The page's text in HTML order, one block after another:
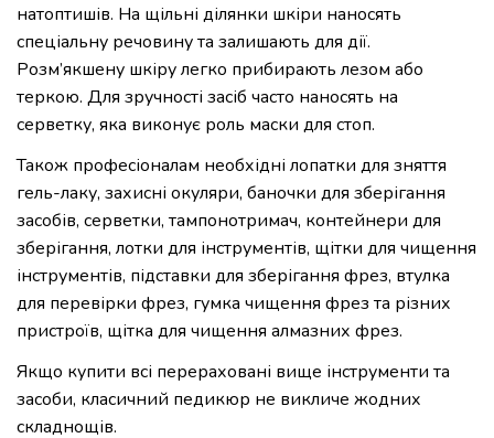
натоптишів. На щільні ділянки шкіри наносять
спеціальну речовину та залишають для дії.
Розм’якшену шкіру легко прибирають лезом або
теркою. Для зручності засіб часто наносять на
серветку, яка виконує роль маски для стоп.
Також професіоналам необхідні лопатки для зняття
гель-лаку, захисні окуляри, баночки для зберігання
засобів, серветки, тампонотримач, контейнери для
зберігання, лотки для інструментів, щітки для чищення
інструментів, підставки для зберігання фрез, втулка
для перевірки фрез, гумка чищення фрез та різних
пристроїв, щітка для чищення алмазних фрез.
Якщо купити всі перераховані вище інструменти та
засоби, класичний педикюр не викличе жодних
складнощів.